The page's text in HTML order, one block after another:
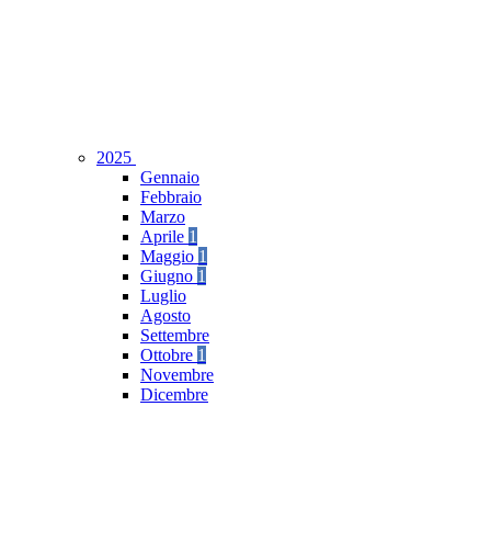
2025
Gennaio
Febbraio
Marzo
Aprile 1
Maggio 1
Giugno 1
Luglio
Agosto
Settembre
Ottobre 1
Novembre
Dicembre